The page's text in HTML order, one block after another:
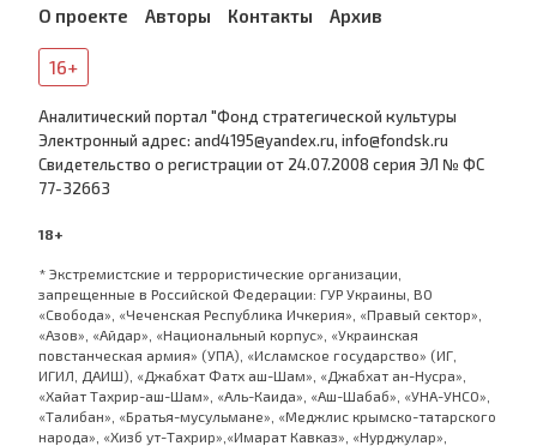
О проекте Авторы Контакты Архив
16+
Аналитический портал "Фонд стратегической культуры
Электронный адрес: and4195@yandex.ru, info@fondsk.ru
Cвидетельство о регистрации от 24.07.2008 серия ЭЛ № ФС
77-32663
18+
* Экстремистские и террористические организации,
запрещенные в Российской Федерации: ГУР Украины, ВО
«Свобода», «Чеченская Республика Ичкерия», «Правый сектор»,
«Азов», «Айдар», «Национальный корпус», «Украинская
повстанческая армия» (УПА), «Исламское государство» (ИГ,
ИГИЛ, ДАИШ), «Джабхат Фатх аш-Шам», «Джабхат ан-Нусра»,
«Хайат Тахрир-аш-Шам», «Аль-Каида», «Аш-Шабаб», «УНА-УНСО»,
«Талибан», «Братья-мусульмане», «Меджлис крымско-татарского
народа», «Хизб ут-Тахрир»,«Имарат Кавказ», «Нурджулар»,